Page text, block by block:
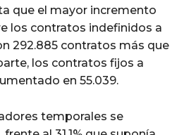
que el mayor incremento
los contratos indefinidos a
292.885 contratos más que
los contratos fijos a
en 55.039.
temporales se